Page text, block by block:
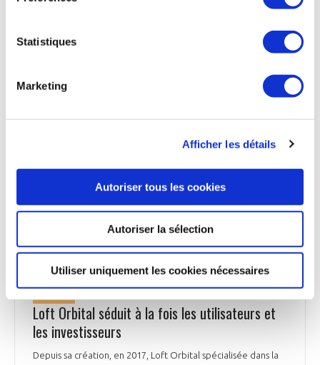
Statistiques
Marketing
Afficher les détails
Autoriser tous les cookies
Autoriser la sélection
Utiliser uniquement les cookies nécessaires
indispensable, notamment en Ukraine. Sa constellation de
d’altitude, permettant de transférer des données entre la
Terre et l’espace beaucoup plus rapidement qu’avec des
au-dessus de nos têtes. D’autre part, les liaisons optiques
connectent tous les satellites entre eux, ce qui permet
robustesse et sa fiabilité. Depuis 2019, Starlink a mis en
orbite plus de 8 000 satellites, dont plus de 7 000 sont
actuellement en fonction, et a conquis plus de 5 millions
avec une extension possible jusqu’à 42 000.
Le Monde du 7 avril 2025
Loft Orbital séduit à la fois les utilisateurs et
les investisseurs
Depuis sa création, en 2017, Loft Orbital spécialisée dans la